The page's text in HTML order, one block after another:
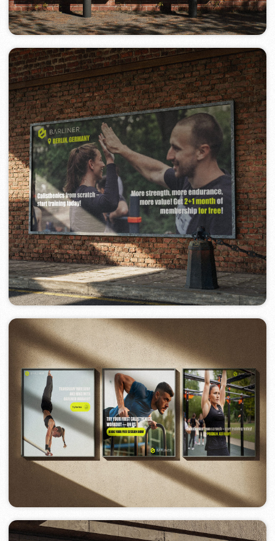
Настройка Google Ads
рекламы
Мы запустили поисковую и медийную
рекламу в Google Ads с акцентом на
привлечение заинтересованных
отличные результаты:
Показов—557 000
Кликов
—28 600
Рекламный бюджет
4 750 €
Стоимость одного целевого
действия (конверсии)—
Такая эффективность — результат точной
настройки, качественных объявлений и
постоянной оптимизации. Кампания
привела тысячи заинтересованных
клиентов по оптимальной цене.